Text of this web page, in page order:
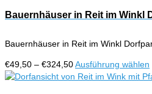
€324,50
Bauernhäuser in Reit im Winkl
Bauernhäuser in Reit im Winkl
€49,50 – €324,50Preisspanne:
€49,50
Ausführung wählen